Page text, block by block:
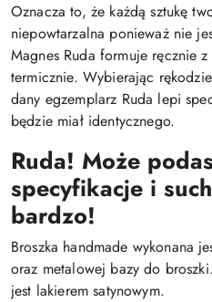
Oznacza to, że każdą sztukę
niepowtarzalna ponieważ nie
Magnes Ruda formuje ręcznie
termicznie. Wybierając
dany egzemplarz Ruda lepi
będzie miał identycznego.
Ruda! Może
specyfikacje i
bardzo!
Broszka handmade wykonana
oraz metalowej bazy do
jest lakierem satynowym.